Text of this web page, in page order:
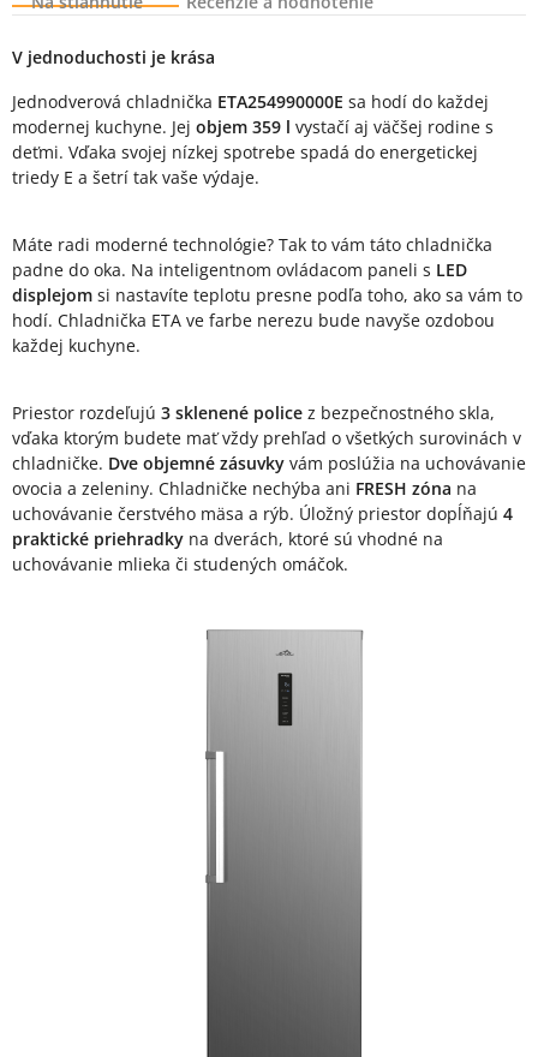
Popis produktu
V jednoduchosti je krása
Jednodverová chladnička ETA254990000E sa hodí do každej
modernej kuchyne. Jej objem 359 l vystačí aj väčšej rodine s
deťmi. Vďaka svojej nízkej spotrebe spadá do energetickej
triedy E a šetrí tak vaše výdaje.
Máte radi moderné technológie? Tak to vám táto chladnička
padne do oka. Na inteligentnom ovládacom paneli s LED
displejom si nastavíte teplotu presne podľa toho, ako sa vám to
hodí. Chladnička ETA ve farbe nerezu bude navyše ozdobou
každej kuchyne.
Priestor rozdeľujú 3 sklenené police z bezpečnostného skla,
vďaka ktorým budete mať vždy prehľad o všetkých surovinách v
chladničke. Dve objemné zásuvky vám poslúžia na uchovávanie
ovocia a zeleniny. Chladničke nechýba ani FRESH zóna na
uchovávanie čerstvého mäsa a rýb. Úložný priestor dopĺňajú 4
praktické priehradky na dverách, ktoré sú vhodné na
uchovávanie mlieka či studených omáčok.